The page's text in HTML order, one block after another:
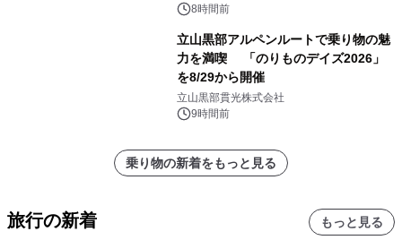
8時間前
立山黒部アルペンルートで乗り物の魅
力を満喫 「のりものデイズ2026」
を8/29から開催
立山黒部貫光株式会社
9時間前
乗り物の新着をもっと見る
旅行の新着 もっと見る